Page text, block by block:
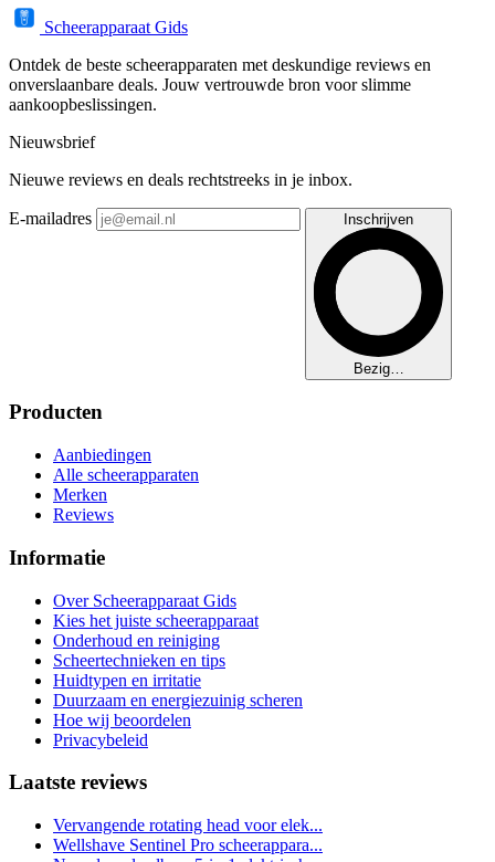
Scheerapparaat Gids
Ontdek de beste scheerapparaten met deskundige reviews en
onverslaanbare deals. Jouw vertrouwde bron voor slimme
aankoopbeslissingen.
Nieuwsbrief
Nieuwe reviews en deals rechtstreeks in je inbox.
E-mailadres Inschrijven
Bezig…
Producten
Aanbiedingen
Alle scheerapparaten
Merken
Reviews
Informatie
Over Scheerapparaat Gids
Kies het juiste scheerapparaat
Onderhoud en reiniging
Scheertechnieken en tips
Huidtypen en irritatie
Duurzaam en energiezuinig scheren
Hoe wij beoordelen
Privacybeleid
Laatste reviews
Vervangende rotating head voor elek...
Wellshave Sentinel Pro scheerappara...